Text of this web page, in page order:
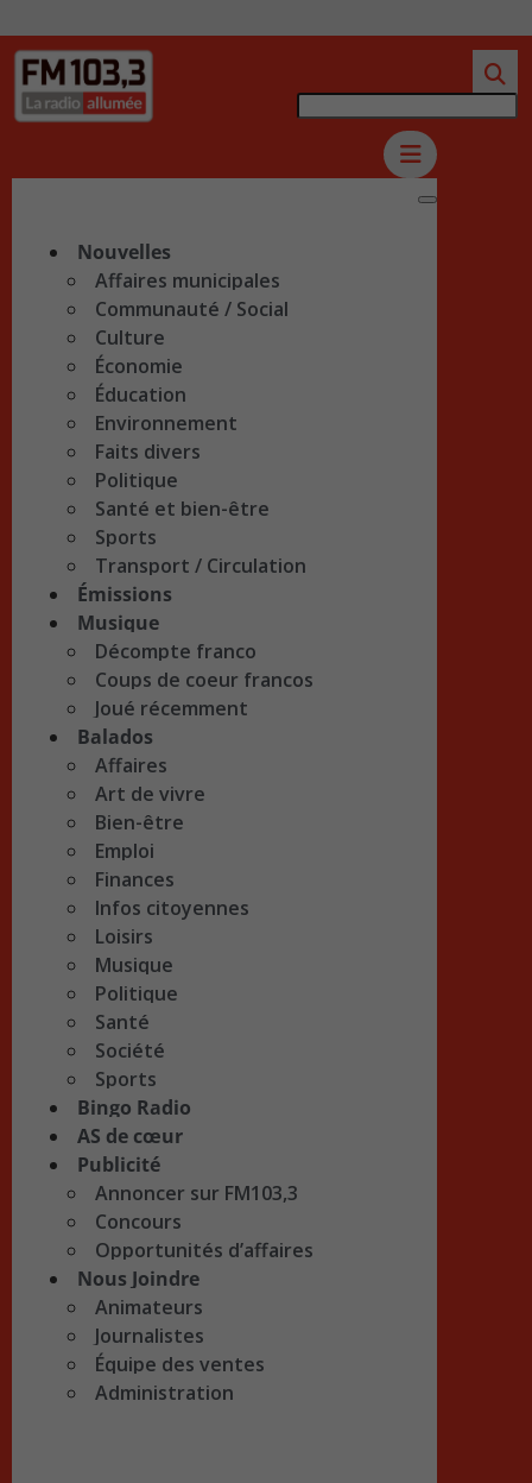
Nouvelles
Affaires municipales
Communauté / Social
Culture
Économie
Éducation
Environnement
Faits divers
Politique
Santé et bien-être
Sports
Transport / Circulation
Émissions
Musique
Décompte franco
Coups de coeur francos
Joué récemment
Balados
Affaires
Art de vivre
Bien-être
Emploi
Finances
Infos citoyennes
Loisirs
Musique
Politique
Santé
Société
Sports
Bingo Radio
AS de cœur
Publicité
Annoncer sur FM103,3
Concours
Opportunités d’affaires
Nous Joindre
Animateurs
Journalistes
Équipe des ventes
Administration